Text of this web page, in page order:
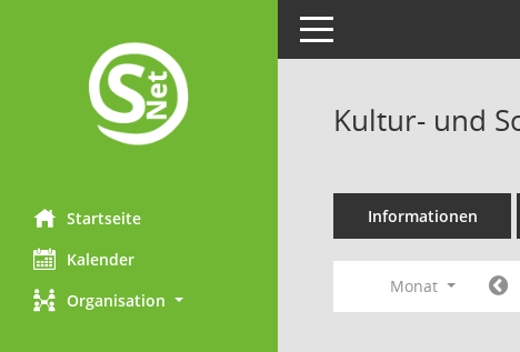
Startseite
Kalender
Organisation
Toggle navigation
Kultur- und
Informationen
Monat